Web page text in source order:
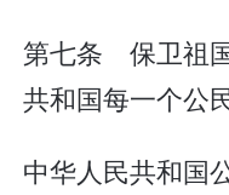
第七条 保卫祖
共和国每一个公
中华人民共和国